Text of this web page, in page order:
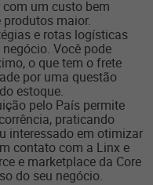
um custo bem
produtos maior.
e rotas logísticas
Você pode
o que tem o frete
por uma questão
estoque.
pelo País permite
praticando
interessado em otimizar
contato com a Linx e
e marketplace da Core
do seu negócio.